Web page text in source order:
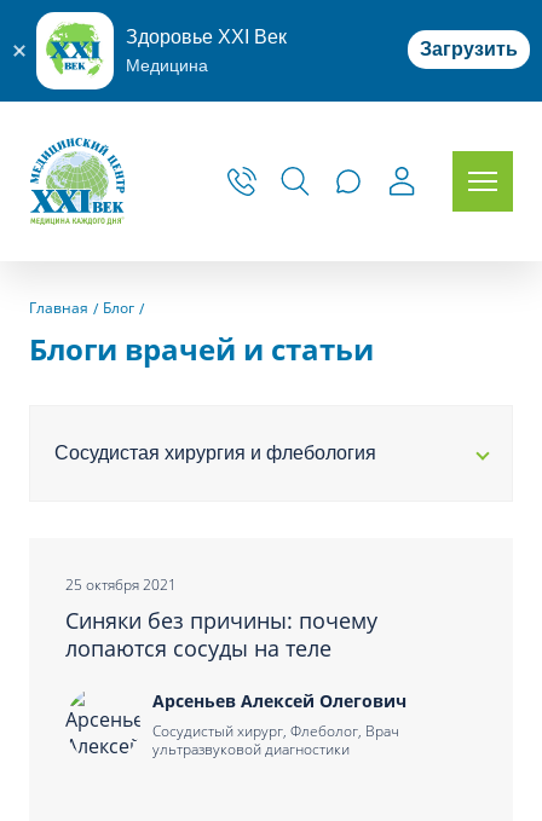
Здоровье XXI Век
Медицина
Загрузить
Главная Блог
Блоги врачей и статьи
Сосудистая хирургия и флебология
25 октября 2021
Синяки без причины: почему
лопаются сосуды на теле
Арсеньев Алексей Олегович
Сосудистый хирург, Флеболог, Врач
ультразвуковой диагностики